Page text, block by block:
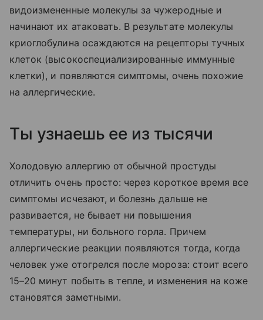
видоизмененные молекулы за чужеродные и
начинают их атаковать. В результате молекулы
криоглобулина осаждаются на рецепторы тучных
клеток (высокоспециализированные иммунные
клетки), и появляются симптомы, очень похожие
на аллергические.
Ты узнаешь ее из тысячи
Холодовую аллергию от обычной простуды
отличить очень просто: через короткое время все
симптомы исчезают, и болезнь дальше не
развивается, не бывает ни повышения
температуры, ни больного горла. Причем
аллергические реакции появляются тогда, когда
человек уже отогрелся после мороза: стоит всего
15–20 минут побыть в тепле, и изменения на коже
становятся заметными.